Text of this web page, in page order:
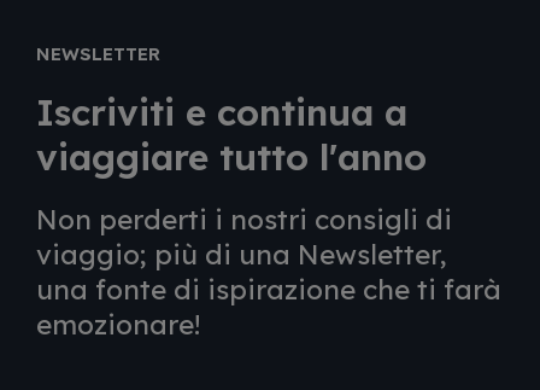
NEWSLETTER
Iscriviti e continua a
viaggiare tutto l'anno
Non perderti i nostri consigli di
viaggio; più di una Newsletter,
una fonte di ispirazione che ti farà
emozionare!